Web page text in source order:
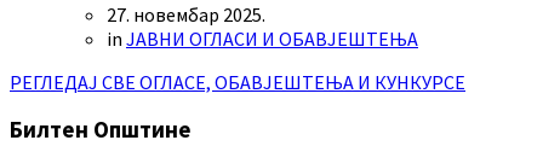
27. новембар 2025.
in ЈАВНИ ОГЛАСИ И ОБАВЈЕШТЕЊА
РЕГЛЕДАЈ СВЕ ОГЛАСЕ, ОБАВЈЕШТЕЊА И КУНКУРСЕ
Билтен Општине